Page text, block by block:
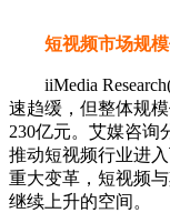
短视频市场规
iiMedia
速趋缓，但整体规
230亿元。艾媒咨询
推动短视频行业进
重大变革，短视频
继续上升的空间。